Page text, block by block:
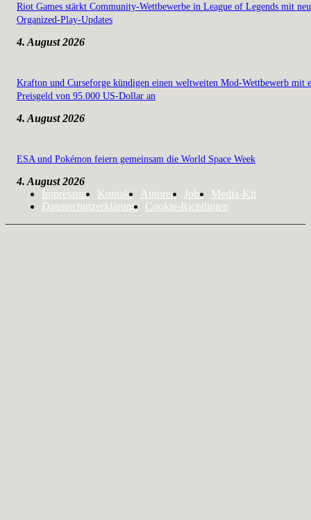
Riot Games stärkt Community-Wettbewerbe in League of Legends mit
Organized-Play-Updates
4. August 2026
Krafton und Curseforge kündigen einen weltweiten Mod-Wettbewerb mit
Preisgeld von 95.000 US-Dollar an
4. August 2026
ESA und Pokémon feiern gemeinsam die World Space Week
4. August 2026
Impressum
Kontakt Autoren Jobs
Media-Kit
Datenschutzerklärung
Cookie-Richtlinien